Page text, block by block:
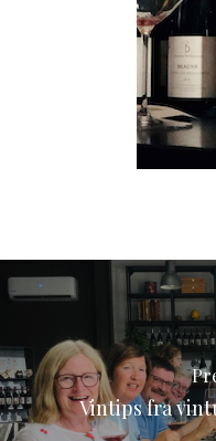
Vintips fra